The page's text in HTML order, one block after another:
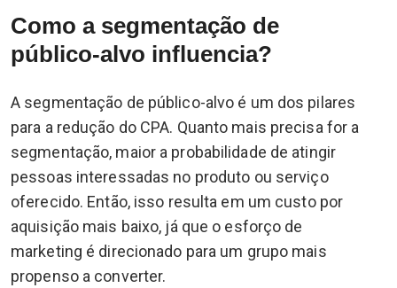
Como a segmentação de
público-alvo influencia?
A segmentação de público-alvo é um dos pilares
para a redução do CPA. Quanto mais precisa for a
segmentação, maior a probabilidade de atingir
pessoas interessadas no produto ou serviço
oferecido. Então, isso resulta em um custo por
aquisição mais baixo, já que o esforço de
marketing é direcionado para um grupo mais
propenso a converter.